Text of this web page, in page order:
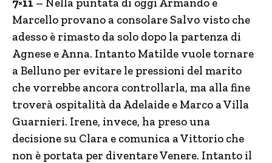
Marcello provano a consolare Salvo visto che
adesso è rimasto da solo dopo la partenza di
Agnese e Anna. Intanto Matilde vuole tornare
a Belluno per evitare le pressioni del marito
che vorrebbe ancora controllarla, ma alla fine
troverà ospitalità da Adelaide e Marco a Villa
Guarnieri. Irene, invece, ha preso una
decisione su Clara e comunica a Vittorio che
non è portata per diventare Venere. Intanto il